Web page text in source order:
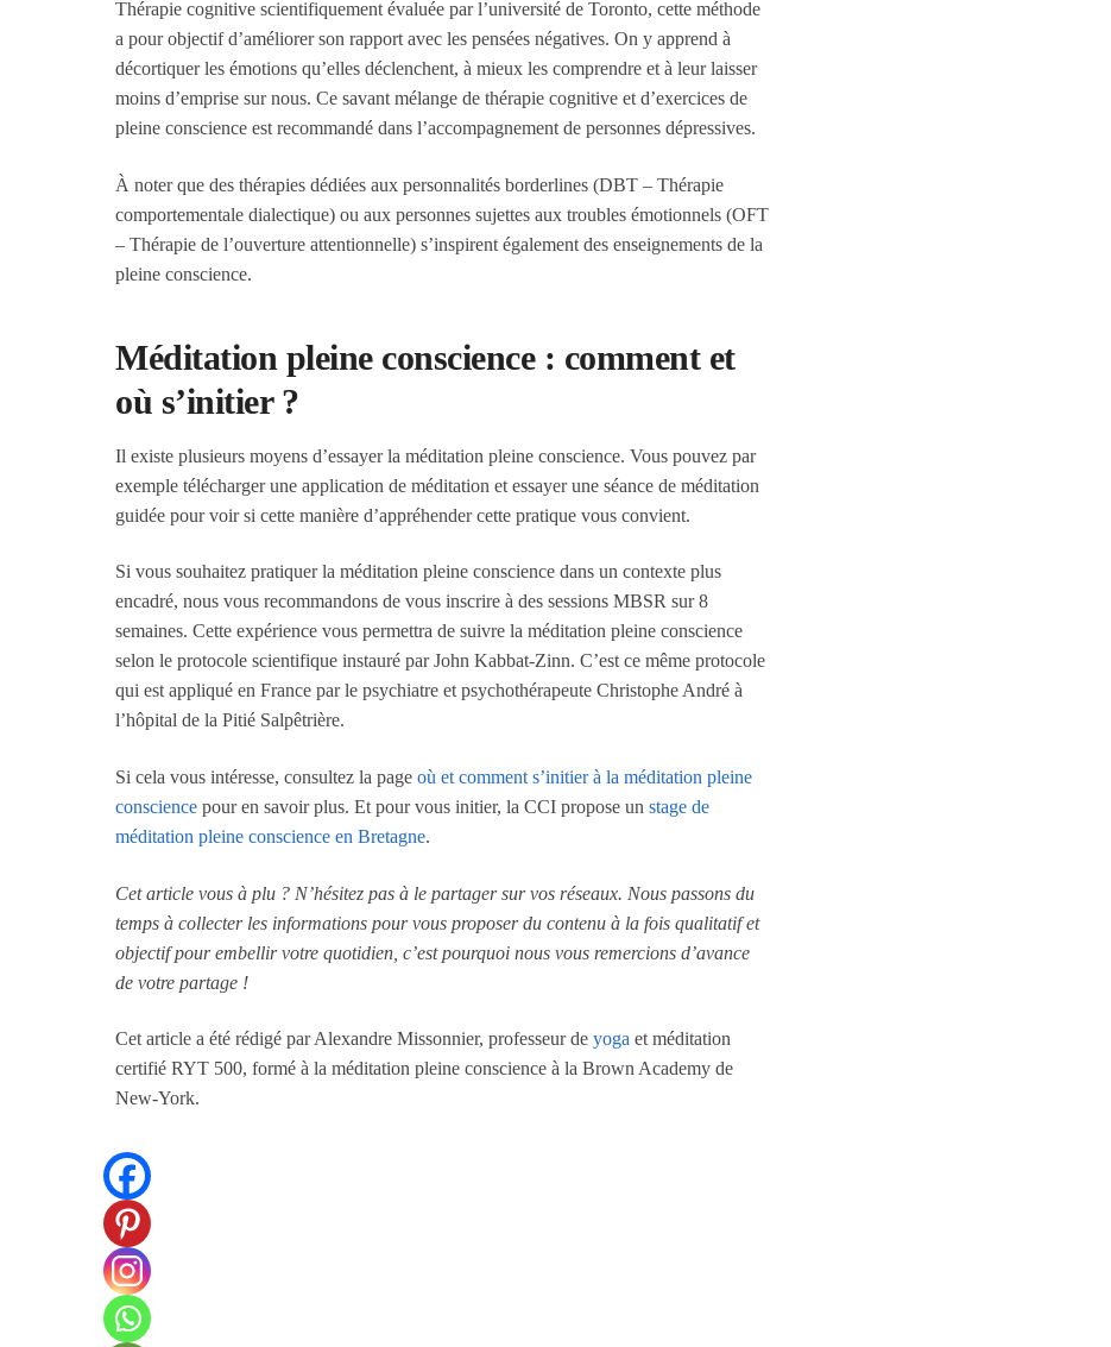
Thérapie cognitive scientifiquement évaluée par l’université de Toronto, cette méthode
a pour objectif d’améliorer son rapport avec les pensées négatives. On y apprend à
décortiquer les émotions qu’elles déclenchent, à mieux les comprendre et à leur laisser
moins d’emprise sur nous. Ce savant mélange de thérapie cognitive et d’exercices de
pleine conscience est recommandé dans l’accompagnement de personnes dépressives.
À noter que des thérapies dédiées aux personnalités borderlines (DBT – Thérapie
comportementale dialectique) ou aux personnes sujettes aux troubles émotionnels (OFT
– Thérapie de l’ouverture attentionnelle) s’inspirent également des enseignements de la
pleine conscience.
Méditation pleine conscience : comment et
où s’initier ?
Il existe plusieurs moyens d’essayer la méditation pleine conscience. Vous pouvez par
exemple télécharger une application de méditation et essayer une séance de méditation
guidée pour voir si cette manière d’appréhender cette pratique vous convient.
Si vous souhaitez pratiquer la méditation pleine conscience dans un contexte plus
encadré, nous vous recommandons de vous inscrire à des sessions MBSR sur 8
semaines. Cette expérience vous permettra de suivre la méditation pleine conscience
selon le protocole scientifique instauré par John Kabbat-Zinn. C’est ce même protocole
qui est appliqué en France parle psychiatre et psychothérapeute Christophe André à
l’hôpital de la Pitié Salpêtrière.
Si cela vous intéresse, consultez la page où et comment s’initier à la méditation pleine
conscience pour en savoir plus. Et pour vous initier, la CCI propose un stage de
méditation pleine conscience en Bretagne.
Cet article vous à plu ? N’hésitez pas à le partager sur vos réseaux. Nous passons du
temps à collecter les informations pour vous proposer du contenu à la fois qualitatif et
objectif pour embellir votre quotidien, c’est pourquoi nous vous remercions d’avance
de votre partage !
Cet article a été rédigé par Alexandre Missonnier, professeur de yoga et méditation
certifié RYT 500, formé à la méditation pleine conscience à la Brown Academy de
New-York.